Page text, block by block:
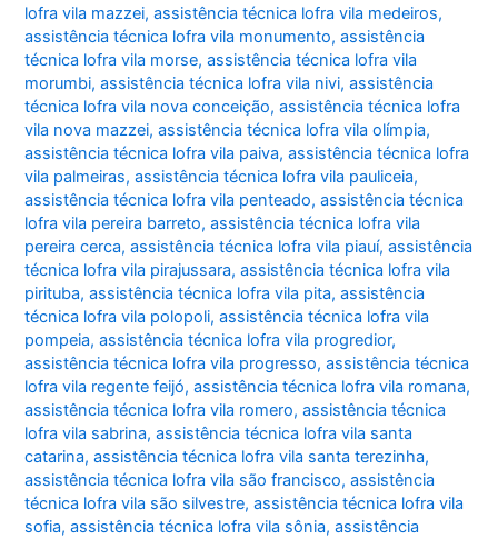
lofra vila mazzei,assistência técnica lofra vila medeiros,
assistência técnica lofra vila monumento,assistência
técnica lofra vila morse,assistência técnica lofra vila
morumbi,assistência técnica lofra vila nivi,assistência
técnica lofra vila nova conceição,assistência técnica lofra
vila nova mazzei,assistência técnica lofra vila olímpia,
assistência técnica lofra vila paiva,assistência técnica lofra
vila palmeiras,assistência técnica lofra vila pauliceia,
assistência técnica lofra vila penteado,assistência técnica
lofra vila pereira barreto,assistência técnica lofra vila
pereira cerca,assistência técnica lofra vila piauí,assistência
técnica lofra vila pirajussara,assistência técnica lofra vila
pirituba,assistência técnica lofra vila pita,assistência
técnica lofra vila polopoli,assistência técnica lofra vila
pompeia,assistência técnica lofra vila progredior,
assistência técnica lofra vila progresso,assistência técnica
lofra vila regente feijó,assistência técnica lofra vila romana,
assistência técnica lofra vila romero,assistência técnica
lofra vila sabrina,assistência técnica lofra vila santa
catarina,assistência técnica lofra vila santa terezinha,
assistência técnica lofra vila são francisco,assistência
técnica lofra vila são silvestre,assistência técnica lofra vila
sofia,assistência técnica lofra vila sônia,assistência